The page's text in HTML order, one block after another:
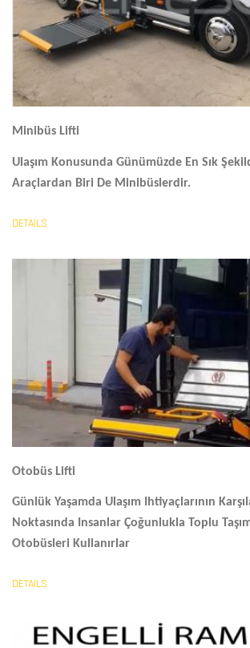
Minibüs Lifti
Ulaşım Konusunda Günümüzde En Sık
Araçlardan Biri De Minibüslerdir.
DETAILS
Otobüs Lifti
Günlük Yaşamda Ulaşım Ihtiyaçlarının
Noktasında Insanlar Çoğunlukla Toplu
Otobüsleri Kullanırlar
DETAILS